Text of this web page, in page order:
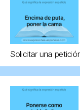
Solicitar una